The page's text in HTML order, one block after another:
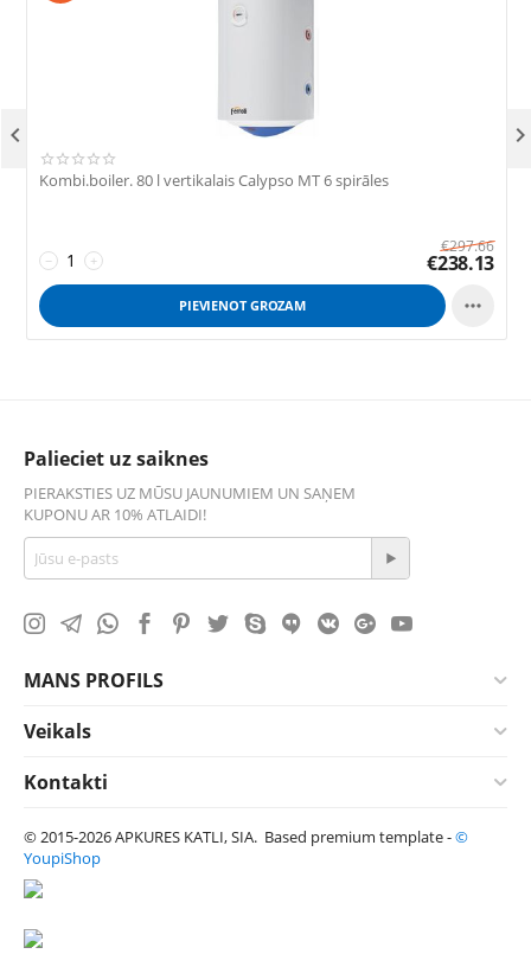
Kombi.boiler. 80 l vertikalais Calypso MT 6 spirāles
+
−
€297.66
€238.13
PIEVIENOT GROZAM 

Palieciet uz saiknes
PIERAKSTIES UZ MŪSU JAUNUMIEM UN SAŅEM
KUPONU AR 10% ATLAIDI!
MANS PROFILS
Veikals
Kontakti
© 2015-2026 APKURES KATLI, SIA. Based premium template -©
YoupiShop